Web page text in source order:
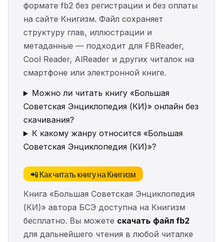
формате fb2 без регистрации и без оплаты
на сайте Книгизм. Файл сохраняет
структуру глав, иллюстрации и
метаданные — подходит для FBReader,
Cool Reader, AlReader и других читалок на
смартфоне или электронной книге.
Можно ли читать книгу «Большая
Советская Энциклопедия (КИ)» онлайн без
скачивания?
К какому жанру относится «Большая
Советская Энциклопедия (КИ)»?
📲 Как читать книгу на Книгизм
Книга «Большая Советская Энциклопедия
(КИ)» автора БСЭ доступна на Книгизм
бесплатно. Вы можете скачать файл fb2
для дальнейшего чтения в любой читалке